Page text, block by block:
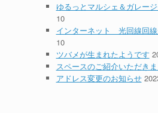
ゆるっとマルシェ＆ガレー
10
インターネット 光回線回
10
ツバメが生まれたようです
スペースのご紹介いただき
アドレス変更のお知らせ